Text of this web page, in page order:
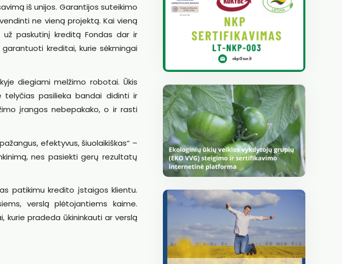
iš unijos. Garantijos suteikimo
ne vieną projektą. Kai vieną
paskutinį kreditą Fondas dar ir
kreditai, kurie sėkmingai
diegiami melžimo robotai. Ūkis
telyčias pasilieka bandai didinti ir
įrangos nebepakako, o ir rasti
efektyvus, šiuolaikiškas“ –
nes pasiekti gerų rezultatų
patikimu kredito įstaigos klientu.
verslą plėtojantiems kaime.
kurie pradeda ūkininkauti ar verslą